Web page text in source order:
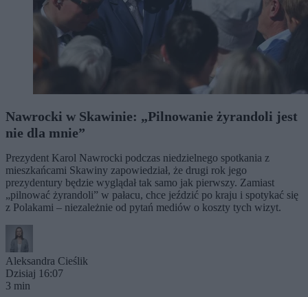
Nawrocki w Skawinie: „Pilnowanie żyrandoli jest
nie dla mnie”
Prezydent Karol Nawrocki podczas niedzielnego spotkania z
mieszkańcami Skawiny zapowiedział, że drugi rok jego
prezydentury będzie wyglądał tak samo jak pierwszy. Zamiast
„pilnować żyrandoli” w pałacu, chce jeździć po kraju i spotykać się
z Polakami – niezależnie od pytań mediów o koszty tych wizyt.
Aleksandra Cieślik
Dzisiaj 16:07
3 min